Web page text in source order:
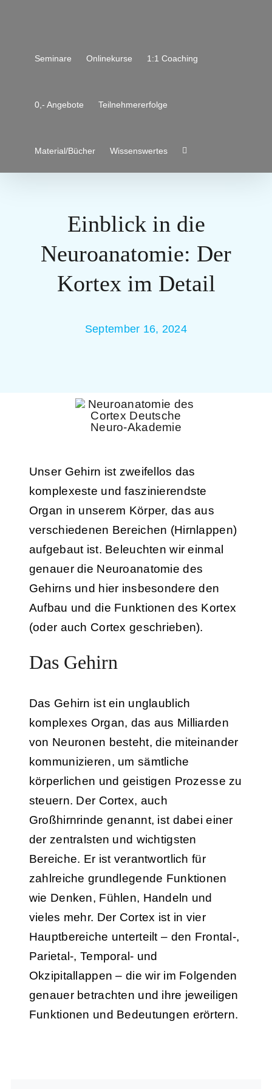
Seminare Onlinekurse 1:1 Coaching
0,- Angebote Teilnehmererfolge
Material/Bücher Wissenswertes
Einblick in die
Neuroanatomie: Der
Kortex im Detail
September 16, 2024
Unser Gehirn ist zweifellos das
komplexeste und faszinierendste
Organ in unserem Körper, das aus
verschiedenen Bereichen (Hirnlappen)
aufgebaut ist. Beleuchten wir einmal
genauer die Neuroanatomie des
Gehirns und hier insbesondere den
Aufbau und die Funktionen des Kortex
(oder auch Cortex geschrieben).
Das Gehirn
Das Gehirn ist ein unglaublich
komplexes Organ, das aus Milliarden
von Neuronen besteht, die miteinander
kommunizieren, um sämtliche
körperlichen und geistigen Prozesse zu
steuern. Der Cortex, auch
Großhirnrinde genannt, ist dabei einer
der zentralsten und wichtigsten
Bereiche. Er ist verantwortlich für
zahlreiche grundlegende Funktionen
wie Denken, Fühlen, Handeln und
vieles mehr. Der Cortex ist in vier
Hauptbereiche unterteilt – den Frontal-,
Parietal-, Temporal- und
Okzipitallappen – die wir im Folgenden
genauer betrachten und ihre jeweiligen
Funktionen und Bedeutungen erörtern.